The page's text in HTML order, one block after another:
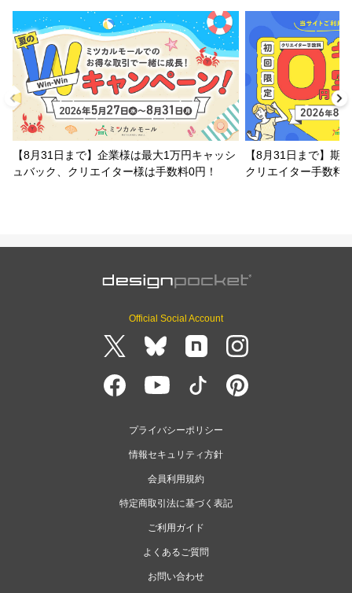
【8月31日まで】企業様は最大1万円キャッシ
ュバック、クリエイター様は手数料0円！
【8月31日まで】期
クリエイター手数料
Official Social Account
プライバシーポリシー
情報セキュリティ方針
会員利用規約
特定商取引法に基づく表記
ご利用ガイド
よくあるご質問
お問い合わせ